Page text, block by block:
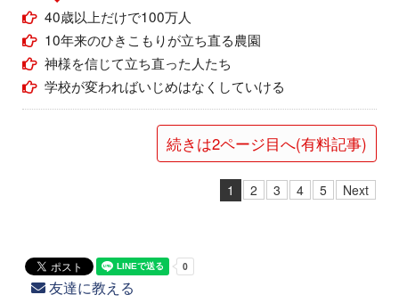
40歳以上だけで100万人
10年来のひきこもりが立ち直る農園
神様を信じて立ち直った人たち
学校が変わればいじめはなくしていける
続きは2ページ目へ(有料記事)
1 2 3 4 5 Next
友達に教える